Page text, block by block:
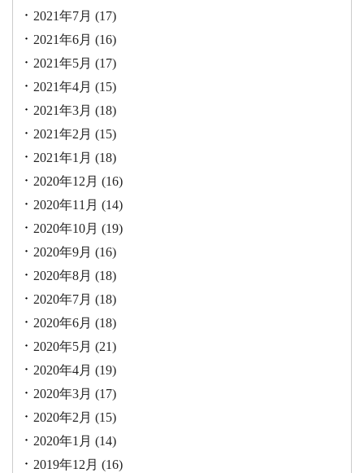
2021年7月 (17)
2021年6月 (16)
2021年5月 (17)
2021年4月 (15)
2021年3月 (18)
2021年2月 (15)
2021年1月 (18)
2020年12月 (16)
2020年11月 (14)
2020年10月 (19)
2020年9月 (16)
2020年8月 (18)
2020年7月 (18)
2020年6月 (18)
2020年5月 (21)
2020年4月 (19)
2020年3月 (17)
2020年2月 (15)
2020年1月 (14)
2019年12月 (16)